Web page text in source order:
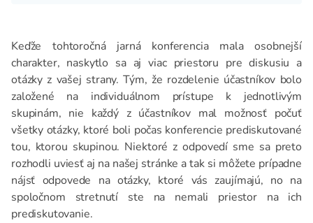
Keďže tohtoročná jarná konferencia mala osobnejší
charakter, naskytlo sa aj viac priestoru pre diskusiu a
otázky z vašej strany. Tým, že rozdelenie účastníkov bolo
založené na individuálnom prístupe k jednotlivým
skupinám, nie každý z účastníkov mal možnosť počuť
všetky otázky, ktoré boli počas konferencie prediskutované
tou, ktorou skupinou. Niektoré z odpovedí sme sa preto
rozhodli uviesť aj na našej stránke a tak si môžete prípadne
nájsť odpovede na otázky, ktoré vás zaujímajú, no na
spoločnom stretnutí ste na nemali priestor na ich
prediskutovanie.